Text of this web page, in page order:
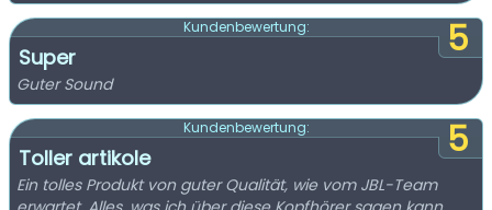
5
Kundenbewertung:
Super
Guter Sound
5
Kundenbewertung:
Toller artikole
Ein tolles Produkt von guter Qualität, wie vom JBL-Team